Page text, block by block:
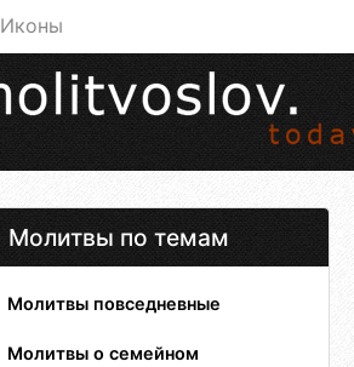
Иконы
Молитвы по темам
Молитвы повседневные
Молитвы о семейном